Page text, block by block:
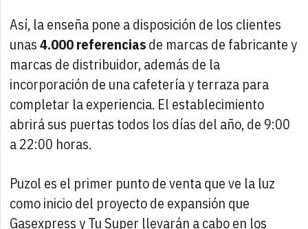
Así, la enseña pone a disposición de los clientes
unas4.000 referenciasde marcas de fabricante y
marcas de distribuidor, además de la
incorporación de una cafetería y terraza para
completar la experiencia. El establecimiento
abrirá sus puertas todos los días del año, de 9:00
a 22:00 horas.
Puzol es el primer punto de venta que ve la luz
como inicio del proyecto de expansión que
Gasexpress y Tu Super llevarán a cabo en los